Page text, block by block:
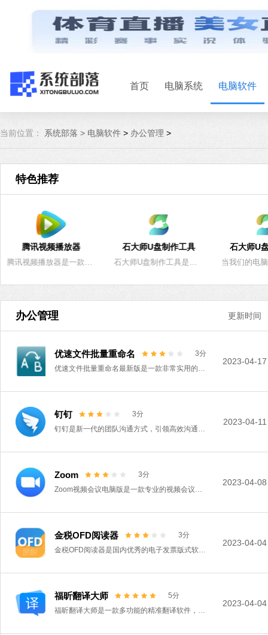
首页 电脑系统 电脑软件
当前位置： 系统部落 > 电脑软件 > 办公管理 >
特色推荐
腾讯视频播放器
腾讯视频播放器是一款影音播放工具。支持丰富内容的在线点播及电视台直播，提供列表管理、视频音量放大、色彩画质调整、自动关机等功能服务。可24小时多平台无缝应用体验以及快捷分享，快速登陆等满足用户在线观影需求。系统部落为您提供最新官方版。
石大师U盘制作工具
石大师U盘制作工具是一款十分便捷实用的系统重装工具，具有简单、快捷、安全、智能等特点，真正的傻瓜式制作，无需光驱，无需U盘，无需技术，鼠标单击，即可完成系统重装。有需要的朋友们欢迎点击下载使用。
石大师U
办公管理 更新时间
优速文件批量重命名
3分
优速文件批量重命名最新版是一款非常实用的文件批量重命名工具，支持自定义 替换 插入三重重命名设置方式。该软件可以帮助用户快速重命名多个文件，操作简单，使用便利，可以节省用户重复性操作时间，提高工作效率，有需要的朋友快来下载使用吧。
2023-04-17
钉钉
3分
钉钉是新一代的团队沟通方式，引领高效沟通新潮流！ 具有快速创建团队分级式的管理，可内外联系，智能视频通话，企业关键信息加密传输，安全存储等特色。DING，重要的事儿DING一下，可以发送文字DING、语音DING，通过电话或短信100%送达，重要消息不再错过！
2023-04-11
Zoom
3分
Zoom视频会议电脑版是一款专业的视频会议软件，该软件将移动协作系统、多方云视频交互系统、在线会议等功能融于一体，为用户打造出便捷易用的一站式交互视频技术服务平台。简单易用，视频高清，让用户随时随地都能够参加会议。
2023-04-08
金税OFD阅读器
3分
金税OFD阅读器是国内优秀的电子发票版式软件，能同时打开OFD和PDF版式电子发票，具有OFD电子发票数据批量导出，批量打印、OFD版式电子发票转换成PDF版式电子发票的功能，是一款实用方便的OFD电子发票阅读、打印、验章、数据导出的实用工具。
2023-04-04
福昕翻译大师
5分
福昕翻译大师是一款多功能的精准翻译软件，提供文字翻译、文档翻译、人工翻译等服务，支持PDF、Word、PPT、Excel等常用文档翻译，保留原文件样式及排版，多种语言互译，轻松实现截图翻译、短句翻译，是一款极速翻译且安全保密的翻译好助手。
2023-04-04